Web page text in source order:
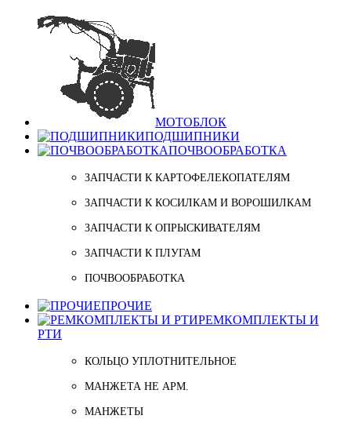
МОТОБЛОК
ПОДШИПНИКИ
ПОЧВООБРАБОТКА
ЗАПЧАСТИ К КАРТОФЕЛЕКОПАТЕЛЯМ
ЗАПЧАСТИ К КОСИЛКАМ И ВОРОШИЛКАМ
ЗАПЧАСТИ К ОПРЫСКИВАТЕЛЯМ
ЗАПЧАСТИ К ПЛУГАМ
ПОЧВООБРАБОТКА
ПРОЧИЕ
РЕМКОМПЛЕКТЫ И
РТИ
КОЛЬЦО УПЛОТНИТЕЛЬНОЕ
МАНЖЕТА НЕ АРМ.
МАНЖЕТЫ